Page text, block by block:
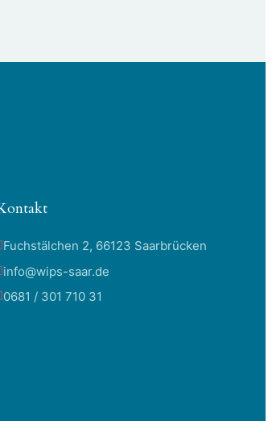
Fuchstälchen 2, 66123 Saarbrücken
info@wips-saar.de
0681 / 301 710 31